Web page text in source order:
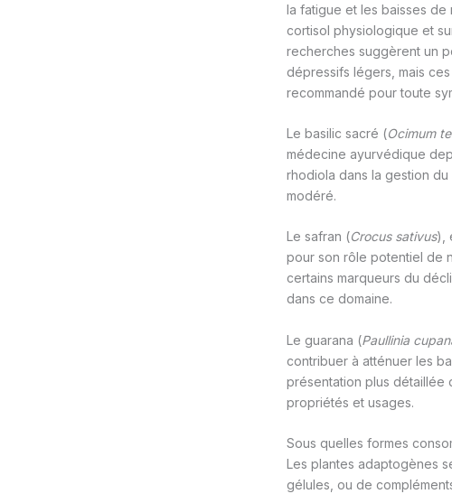
la fatigue et les baisses de
cortisol physiologique et
recherches suggèrent un
dépressifs légers, mais
recommandé pour toute
Le basilic sacré (Ocimum
médecine ayurvédique
rhodiola dans la gestion
modéré.
Le safran (Crocus sativus),
pour son rôle potentiel de
certains marqueurs du
dans ce domaine.
Le guarana (Paullinia
contribuer à atténuer les
présentation plus détaillée
propriétés et usages.
Sous quelles formes
Les plantes adaptogènes
gélules, ou de